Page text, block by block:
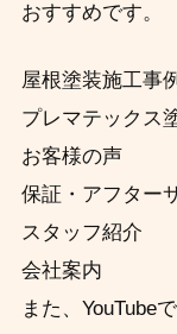
おすすめです。
屋根塗装施工事例
プレマテックス
お客様の声
保証・アフター
スタッフ紹介
会社案内
また、YouTube